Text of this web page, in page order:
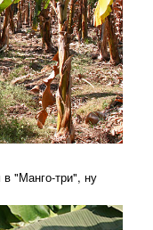
"Манго-три", ну